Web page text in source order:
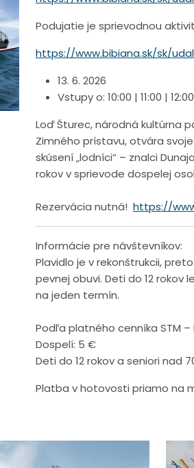
Podujatie je sprievodnou
https://www.bibiana.sk/sk/
13. 6. 2026
Vstupy o: 10:00 | 11:00 | 12:00
Loď Šturec, národná kultúrna
Zimného prístavu, otvára
skúsení „lodníci“ – znalci
rokov v sprievode dospelej
Rezervácia nutná! https://
Informácie pre návštevníkov:
Plavidlo je v rekonštrukcii,
pevnej obuvi. Deti do 12 rokov
na jeden termín.
Podľa platného cenníka STM
Dospelí: 5 €
Deti do 12 rokov a seniori nad
Platba v hotovosti priamo na